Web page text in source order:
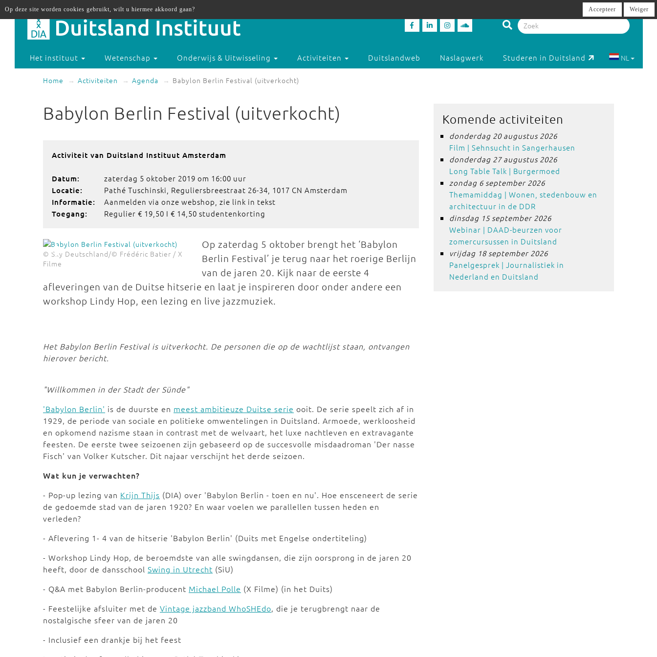
Het instituut Wetenschap Onderwijs & Uitwisseling Activiteiten Duitslandweb Naslagwerk Studeren in Duitsland NL
Home Activiteiten Agenda Babylon Berlin Festival (uitverkocht)
Babylon Berlin Festival (uitverkocht)
Activiteit van Duitsland Instituut Amsterdam
Datum: zaterdag 5 oktober 2019 om 16:00 uur
Locatie: Pathé Tuschinski, Reguliersbreestraat 26-34, 1017 CN Amsterdam
Informatie: Aanmelden via onze webshop, zie link in tekst
Toegang: Regulier € 19,50 I € 14,50 studentenkorting
© Sky Deutschland/© Frédéric Batier / X
Filme
Op zaterdag 5 oktober brengt het ‘Babylon
Berlin Festival’ je terug naar het roerige Berlijn
van de jaren 20. Kijk naar de eerste 4
afleveringen van de Duitse hitserie en laat je inspireren door onder andere een
workshop Lindy Hop, een lezing en live jazzmuziek.
Het Babylon Berlin Festival is uitverkocht. De personen die op de wachtlijst staan, ontvangen
hierover bericht.
"Willkommen in der Stadt der Sünde"
'Babylon Berlin' is de duurste en meest ambitieuze Duitse serie ooit. De serie speelt zich af in
1929, de periode van sociale en politieke omwentelingen in Duitsland. Armoede, werkloosheid
en opkomend nazisme staan in contrast met de welvaart, het luxe nachtleven en extravagante
feesten. De eerste twee seizoenen zijn gebaseerd op de succesvolle misdaadroman 'Der nasse
Fisch' van Volker Kutscher. Dit najaar verschijnt het derde seizoen.
Wat kun je verwachten?
- Pop-up lezing van Krijn Thijs (DIA) over 'Babylon Berlin - toen en nu'. Hoe ensceneert de serie
de gedoemde stad van de jaren 1920? En waar voelen we parallellen tussen heden en
verleden?
- Aflevering 1- 4 van de hitserie 'Babylon Berlin' (Duits met Engelse ondertiteling)
- Workshop Lindy Hop, de beroemdste van alle swingdansen, die zijn oorsprong in de jaren 20
heeft, door de dansschool Swing in Utrecht (SiU)
- Q&A met Babylon Berlin-producent Michael Polle (X Filme) (in het Duits)
- Feestelijke afsluiter met de Vintage jazzband WhoSHEdo, die je terugbrengt naar de
nostalgische sfeer van de jaren 20
- Inclusief een drankje bij het feest
Komende activiteiten
donderdag 20 augustus 2026
Film | Sehnsucht in Sangerhausen
donderdag 27 augustus 2026
Long Table Talk | Burgermoed
zondag 6 september 2026
Themamiddag | Wonen, stedenbouw en
architectuur in de DDR
dinsdag 15 september 2026
Webinar | DAAD-beurzen voor
zomercursussen in Duitsland
vrijdag 18 september 2026
Panelgesprek | Journalistiek in
Nederland en Duitsland
Op deze site worden cookies gebruikt, wilt u hiermee akkoord gaan? Accepteer Weiger